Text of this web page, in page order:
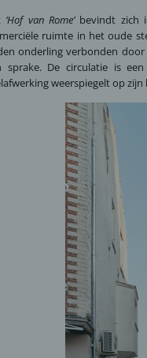
‘Hof van Rome’bevindt zich
ruimte in het oude
onderling verbonden
sprake. De circulatie is
weerspiegelt op